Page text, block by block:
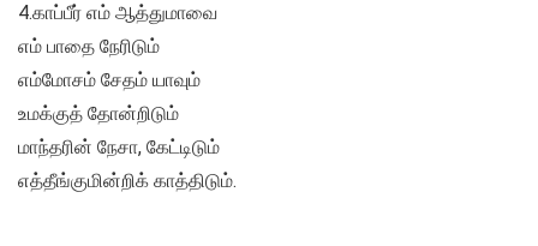
4.காப்பீர் எம் ஆத்துமாவை
எம் பாதை நேரிடும்
எம்மோசம் சேதம் யாவும்
உமக்குத் தோன்றிடும்
மாந்தரின் நேசா, கேட்டிடும்
எத்தீங்குமின்றிக் காத்திடும்.